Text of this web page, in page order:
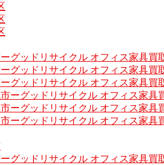
グッドリサイクル オフィス家具買
グッドリサイクル オフィス家具
グッドリサイクル オフィス家具買
ーグッドリサイクル オフィス家具
ーグッドリサイクル オフィス家具
ーグッドリサイクル オフィス家具
グッドリサイクル オフィス家具買